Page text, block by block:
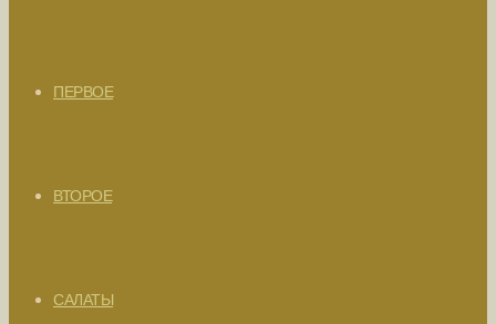
ПЕРВОЕ
ВТОРОЕ
САЛАТЫ